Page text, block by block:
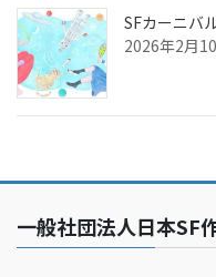
SFカーニバ
2026年2月
一般社団法人日本SF